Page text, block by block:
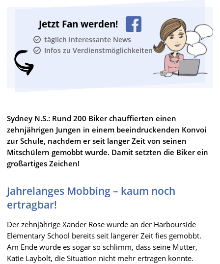
Jetzt Fan werden!
täglich interessante News
Infos zu Verdienstmöglichkeiten
Sydney N.S.: Rund 200 Biker chauffierten einen
zehnjährigen Jungen in einem beeindruckenden Konvoi
zur Schule, nachdem er seit langer Zeit von seinen
Mitschülern gemobbt wurde. Damit setzten die Biker ein
großartiges Zeichen!
Jahrelanges Mobbing – kaum noch
ertragbar!
Der zehnjährige Xander Rose wurde an der Harbourside
Elementary School bereits seit längerer Zeit fies gemobbt.
Am Ende wurde es sogar so schlimm, dass seine Mutter,
Katie Laybolt, die Situation nicht mehr ertragen konnte.